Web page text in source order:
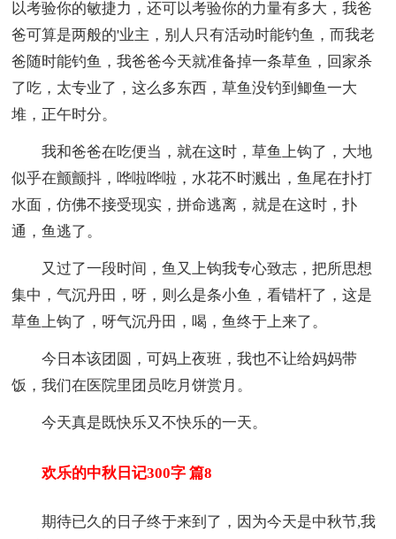
以考验你的敏捷力，还可以考验你的力量有多大，我爸
爸可算是两般的'业主，别人只有活动时能钓鱼，而我老
爸随时能钓鱼，我爸爸今天就准备掉一条草鱼，回家杀
了吃，太专业了，这么多东西，草鱼没钓到鲫鱼一大
堆，正午时分。
我和爸爸在吃便当，就在这时，草鱼上钩了，大地
似乎在颤颤抖，哗啦哗啦，水花不时溅出，鱼尾在扑打
水面，仿佛不接受现实，拼命逃离，就是在这时，扑
通，鱼逃了。
又过了一段时间，鱼又上钩我专心致志，把所思想
集中，气沉丹田，呀，则么是条小鱼，看错杆了，这是
草鱼上钩了，呀气沉丹田，喝，鱼终于上来了。
今日本该团圆，可妈上夜班，我也不让给妈妈带
饭，我们在医院里团员吃月饼赏月。
今天真是既快乐又不快乐的一天。
欢乐的中秋日记300字 篇8
期待已久的日子终于来到了，因为今天是中秋节,我